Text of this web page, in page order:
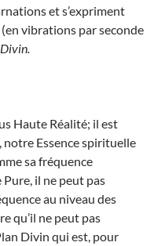
et s’expriment
vibrations par seconde
Haute Réalité; il est
Essence spirituelle
sa fréquence
il ne peut pas
au niveau des
qu’il ne peut pas
Divin qui est, pour